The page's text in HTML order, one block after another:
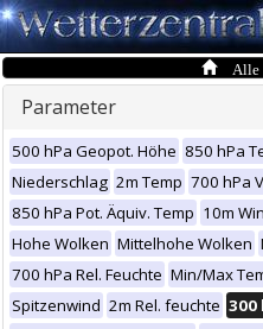
Alle
Parameter
500 hPa Geopot. Höhe 850 hPa
Niederschlag 2m Temp 700 hPa
850 hPa Pot. Äquiv. Temp 10m
Hohe Wolken Mittelhohe Wolken
700 hPa Rel. Feuchte Min/Max
Spitzenwind 2m Rel. feuchte 300